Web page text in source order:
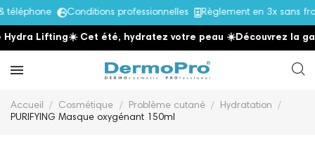
Conditions professionnelles Règlement en 3x sans
Lifting☀️ Cet été, hydratez votre peau ☀️ Découvrez la
Accueil Cosmétique Problème cutané
Hydratation
PURIFYING Masque oxygénant 150ml